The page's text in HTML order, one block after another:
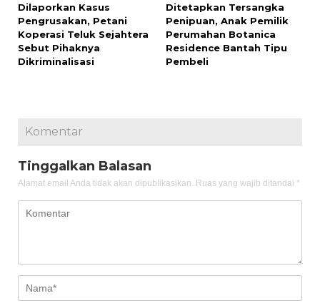
Dilaporkan Kasus
Pengrusakan, Petani
Koperasi Teluk Sejahtera
Sebut Pihaknya
Dikriminalisasi
Ditetapkan Tersangka
Penipuan, Anak Pemilik
Perumahan Botanica
Residence Bantah Tipu
Pembeli
Komentar
Tinggalkan Balasan
Alamat email Anda tidak akan dipublikasikan. Ruas yang wajib ditandai *